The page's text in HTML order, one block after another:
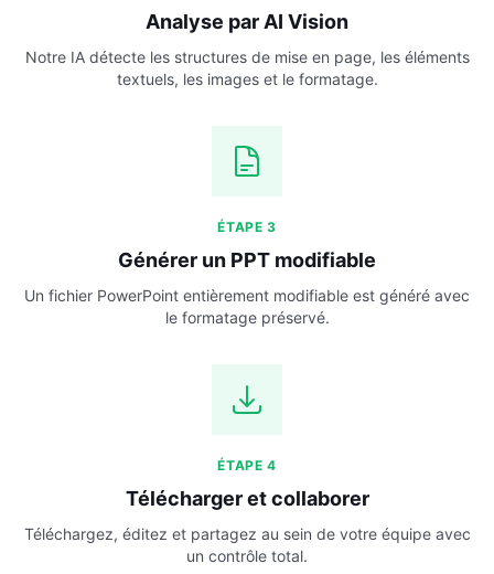
Analyse par AI Vision
Notre IA détecte les structures de mise en page, les éléments
textuels, les images et le formatage.
ÉTAPE 3
Générer un PPT modifiable
Un fichier PowerPoint entièrement modifiable est généré avec
le formatage préservé.
ÉTAPE 4
Télécharger et collaborer
Téléchargez, éditez et partagez au sein de votre équipe avec
un contrôle total.